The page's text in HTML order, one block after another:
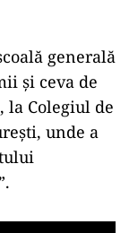
generală
și ceva de
la Colegiul de
unde a